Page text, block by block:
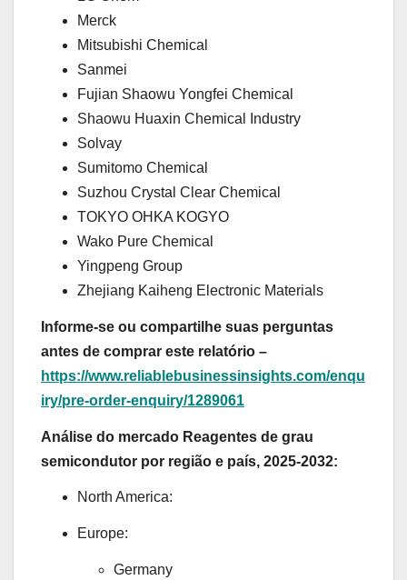
Merck
Mitsubishi Chemical
Sanmei
Fujian Shaowu Yongfei Chemical
Shaowu Huaxin Chemical Industry
Solvay
Sumitomo Chemical
Suzhou Crystal Clear Chemical
TOKYO OHKA KOGYO
Wako Pure Chemical
Yingpeng Group
Zhejiang Kaiheng Electronic Materials
Informe-se ou compartilhe suas perguntas
antes de comprar este relatório –
https://www.reliablebusinessinsights.com/enqu
iry/pre-order-enquiry/1289061
Análise do mercado Reagentes de grau
semicondutor por região e país, 2025-2032:
North America:
Europe:
Germany